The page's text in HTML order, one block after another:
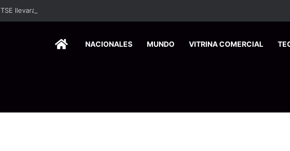
TSE llevará a universitarios herramientas para enfrentar la desinformación en redes
HOMENACIONALES MUNDO VITRINA COMERCIAL